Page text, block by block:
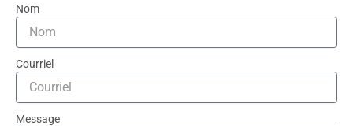
Nom
Courriel
Message